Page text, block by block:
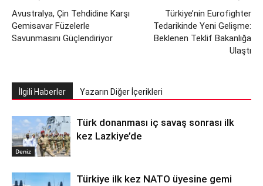
Avustralya, Çin Tehdidine Karşı
Gemisavar Füzelerle
Savunmasını Güçlendiriyor
Türkiye’nin Eurofighter
Tedarikinde Yeni Gelişme:
Beklenen Teklif Bakanlığa
Ulaştı
İlgili Haberler Yazarın Diğer İçerikleri
Deniz
Türk donanması iç savaş sonrası ilk
kez Lazkiye’de
Türkiye ilk kez NATO üyesine gemi